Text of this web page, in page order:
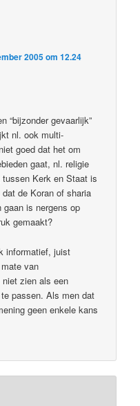
2005 om 12.24
“bijzonder gevaarlijk”
nl. ook multi-
goed dat het om
gaat, nl. religie
Kerk en Staat is
de Koran of sharia
gaan is nergens op
gemaakt?
informatief, juist
van
zien als een
passen. Als men dat
geen enkele kans